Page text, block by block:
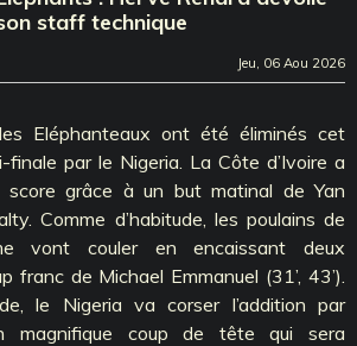
staff technique
Jeu, 06 Aou 2026
Eléphanteaux ont été éliminés cet
finale par le Nigeria. La Côte d’Ivoire a
grâce à un but matinal de Yan
Comme d’habitude, les poulains de
vont couler en encaissant deux
franc de Michael Emmanuel (31’, 43’).
le Nigeria va corser l’addition par
magnifique coup de tête qui sera